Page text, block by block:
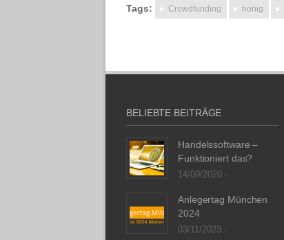
Tags: Crowdfunding honig
BELIEBTE BEITRÄGE
Handelssoftware –
Funktioniert das?
14/09/2020 -
Anlegertag München
2024
03/11/2023 -